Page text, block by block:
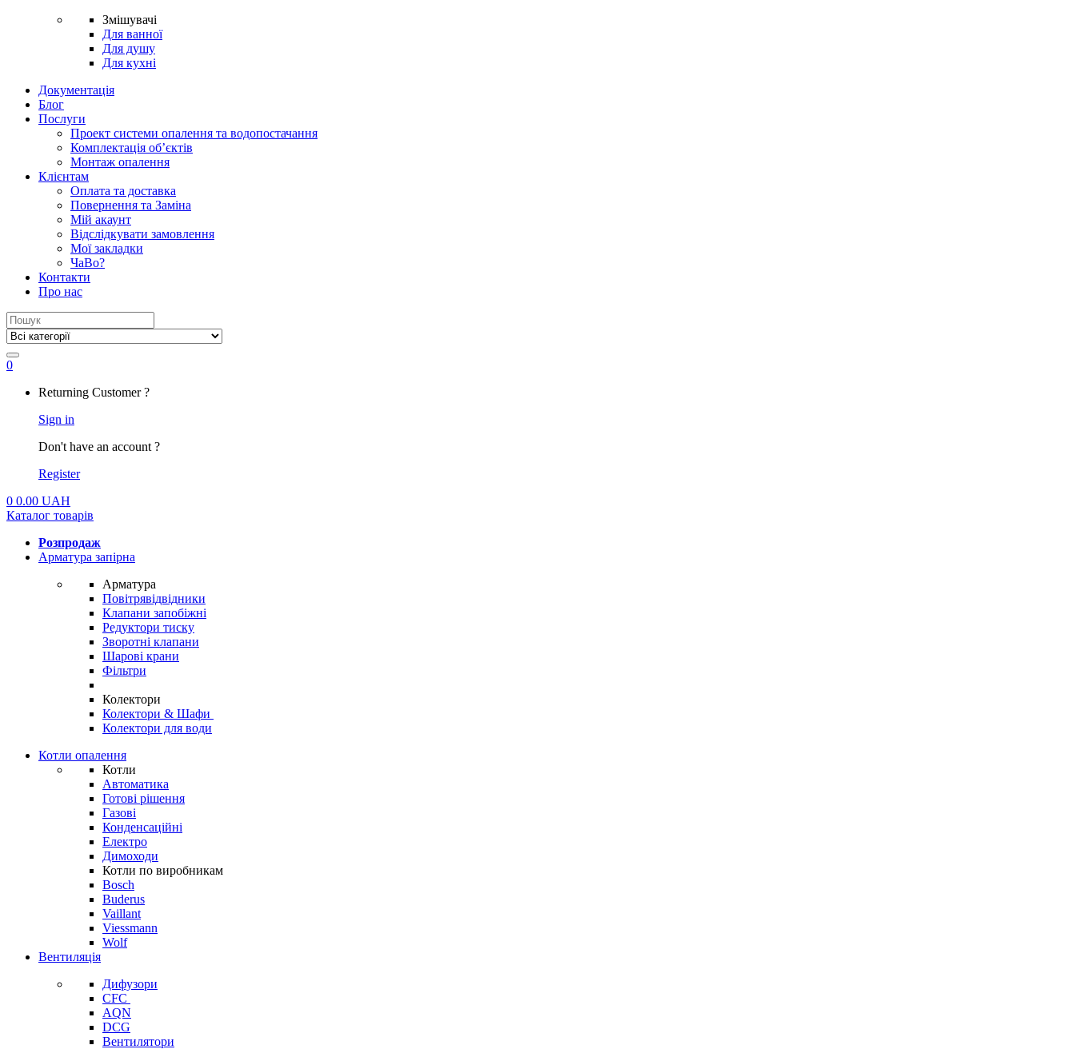
Змішувачі
Для ванної
Для душу
Для кухні
Документація
Блог
Послуги
Проект системи опалення та водопостачання
Комплектація об’єктів
Монтаж опалення
Клієнтам
Оплата та доставка
Повернення та Заміна
Мій акаунт
Відслідкувати замовлення
Мої закладки
ЧаВо?
Контакти
Про нас
Search
for:
0
Returning Customer ?
Sign in
Don't have an account ?
Register
0 0.00 UAH
Каталог товарів
Розпродаж
Арматура запірна
Арматура
Повітрявідвідники
Клапани запобіжні
Редуктори тиску
Зворотні клапани
Шарові крани
Фільтри
Колектори
Колектори & Шафи
Колектори для води
Котли опалення
Котли
Автоматика
Готові рішення
Газові
Конденсаційні
Електро
Димоходи
Котли по виробникам
Bosch
Buderus
Vaillant
Viessmann
Wolf
Вентиляція
Дифузори
CFC
AQN
DCG
Вентилятори